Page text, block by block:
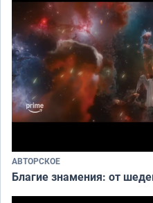
АВТОРСКОЕ
Благие знамения: от